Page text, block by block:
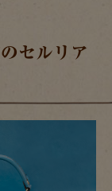
セルリア